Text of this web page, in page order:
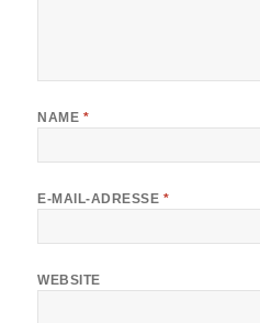
NAME *
E-MAIL-ADRESSE *
WEBSITE